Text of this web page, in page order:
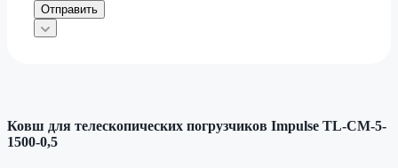
Отправить
Ковш для телескопических погрузчиков Impulse TL-CM-5-
1500-0,5